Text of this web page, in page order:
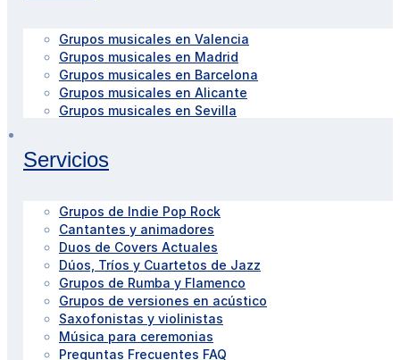
Grupos musicales en Valencia
Grupos musicales en Madrid
Grupos musicales en Barcelona
Grupos musicales en Alicante
Grupos musicales en Sevilla
Servicios
Grupos de Indie Pop Rock
Cantantes y animadores
Duos de Covers Actuales
Dúos, Tríos y Cuartetos de Jazz
Grupos de Rumba y Flamenco
Grupos de versiones en acústico
Saxofonistas y violinistas
Música para ceremonias
Preguntas Frecuentes FAQ